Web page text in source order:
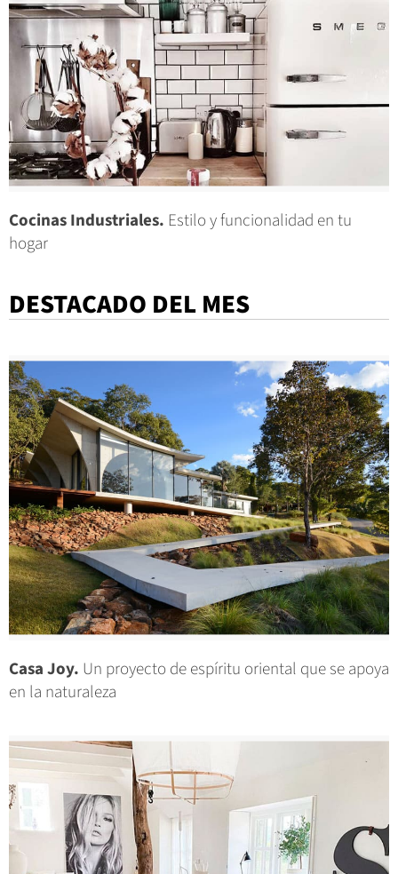
Cocinas Industriales. Estilo y funcionalidad en tu
hogar
DESTACADO DEL MES
Casa Joy. Un proyecto de espíritu oriental que se apoya
en la naturaleza